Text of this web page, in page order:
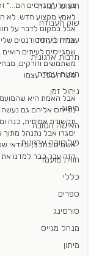
חיפוש עבודה
שוק העבודה
עבודה בעתיד
תרבות ארגונית
הצעת עבודה
ניהול זמן
מיתוג
האישה הטובה
פוליטיקה ארגונית
חווית מועמד
כללי
ספרים
סורסינג
מנהל מגייס
מיתון
בגוגל  ״מגייסים הם...״
לאמץ מקצוע חדש. לא
אבל במקום לדבר על
אמרו לי הסטודנטים
שמגייסים לעיתים
משתמשים וזורקים,
מטרה בפני עצמו.
אבל האמת היא
נתייחס אליהם גם נעשה
תקשורת אמיתית, כנה
יסגרו אבל נתנהל מתוך
אשמים בהכל, ובוודאי
הזה עבר כבר למדנו